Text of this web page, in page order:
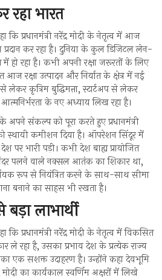
रहा भारत
कि प्रधानमंत्री नरेंद्र मोदी के नेतृत्व में आज
प्रदान कर रहा है। दुनिया के कुल डिजिटल लेन-
हो रहा है। कभी अपनी रक्षा जरूरतों के लिए
आज रक्षा उत्पादन और निर्यात के क्षेत्र में नई
लेकर कृत्रिम बुद्धिमत्ता, स्टार्टअप से लेकर
के नए अध्याय लिख रहा है।
अपने संकल्प को पूरा करते हुए प्रधानमंत्री
स्थायी कमीशन दिया है। ऑपरेशन सिंदूर में
पर भारी पड़ी। कभी देश बाह्य प्रायोजित
पलने वाले नक्सल आतंक का शिकार था,
रूप से नियंत्रित करने के साथ-साथ सीमा
बनाने का साहस भी रखता है।
लाभार्थी
कि प्रधानमंत्री नरेंद्र मोदी के नेतृत्व में विकसित
ले रहा है, उसका प्रभाव देश के प्रत्येक राज्य
एक सशक्त उदाहरण है। उन्होंने कहा देवभूमि
मोदी का कार्यकाल स्वर्णिम अक्षरों में लिखे